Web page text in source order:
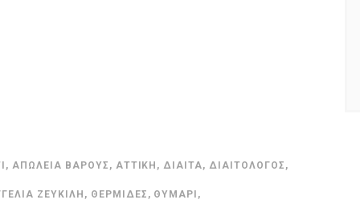
, ΑΠΏΛΕΙΑ ΒΆΡΟΥΣ , ΑΤΤΙΚΉ , ΔΊΑΙΤΑ, ΔΙΑΙΤΟΛΌΓΟΣ ,
ΖΕΥΚΙΛΉ , ΘΕΡΜΊΔΕΣ , ΘΥΜΆΡΙ ,